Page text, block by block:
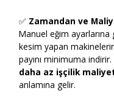
✅ Zamandan ve
Manuel eğim
kesim yapan
payını minimuma
daha az işçilik
anlamına gelir.